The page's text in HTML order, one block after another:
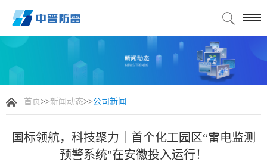
首页>>新闻动态>>公司新闻
国标领航，科技聚力｜首个化工园区“雷电监测
预警系统"在安徽投入运行！